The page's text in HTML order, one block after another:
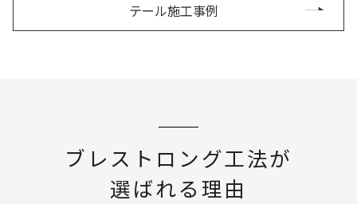
テール施工事例
ブレストロング工法が
選ばれる理由